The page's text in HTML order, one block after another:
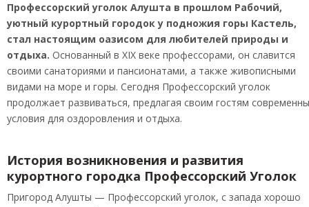
Профессорский уголок Алушта в прошлом Рабочий,
уютный курортный городок у подножия горы Кастель,
стал настоящим оазисом для любителей природы и
отдыха. Основанный в XIX веке профессорами, он славится
своими санаториями и пансионатами, а также живописными
видами на море и горы. Сегодня Профессорский уголок
продолжает развиваться, предлагая своим гостям
условия для оздоровления и отдыха.
История возникновения и развития
курортного городка Профессорский Уголок
Пригород Алушты — Профессорский уголок, с запада хорошо